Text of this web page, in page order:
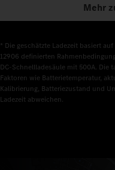
Mehr
* Die geschätzte Ladezeit basiert
12906 definierten
DC-Schnellladesäule mit 500A. Die
Faktoren wie Batterietemperatur,
Kalibrierung, Batteriezustand und
Ladezeit abweichen.